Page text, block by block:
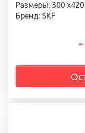
Размеры: 300 х420
Бренд: SKF